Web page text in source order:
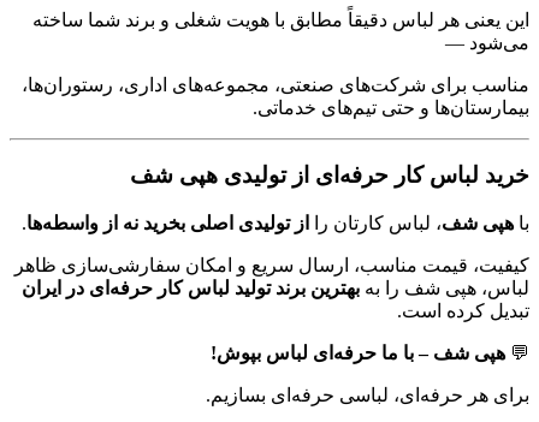
این یعنی هر لباس دقیقاً مطابق با هویت شغلی و برند شما ساخته
می‌شود —
مناسب برای شرکت‌های صنعتی، مجموعه‌های اداری، رستوران‌ها،
بیمارستان‌ها و حتی تیم‌های خدماتی.
خرید لباس کار حرفه‌ای از تولیدی هپی شف
با هپی شف، لباس کارتان را از تولیدی اصلی بخرید نه از واسطه‌ها.
کیفیت، قیمت مناسب، ارسال سریع و امکان سفارشی‌سازی ظاهر
لباس، هپی شف را به بهترین برند تولید لباس کار حرفه‌ای در ایران
تبدیل کرده است.
💬 هپی شف – با ما حرفه‌ای لباس بپوش!
برای هر حرفه‌ای، لباسی حرفه‌ای بسازیم.